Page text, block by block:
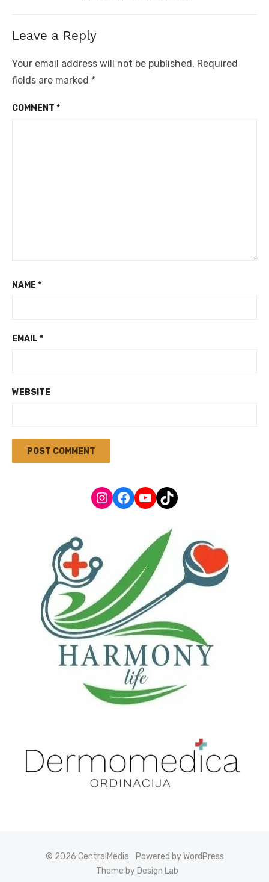
Leave a Reply
Your email address will not be published. Required
fields are marked *
COMMENT *
NAME *
EMAIL *
WEBSITE
Instagram
Facebook
YouTube
TikTok
© 2026 CentralMedia
Powered by WordPress
Theme by Design Lab